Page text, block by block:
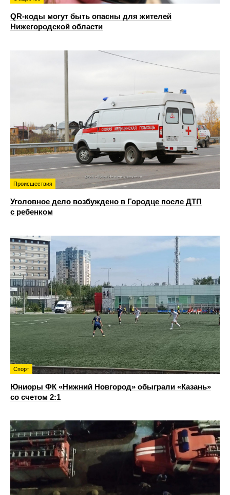
QR-коды могут быть опасны для жителей
Нижегородской области
Происшествия
Уголовное дело возбуждено в Городце после ДТП
с ребенком
Спорт
Юниоры ФК «Нижний Новгород» обыграли «Казань»
со счетом 2:1